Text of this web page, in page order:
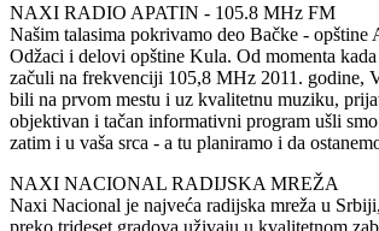
NAXI RADIO APATIN - 105.8 MHz FM
Našim talasima pokrivamo deo Bačke - opštine
Odžaci i delovi opštine Kula. Od momenta
začuli na frekvenciji 105,8 MHz 2011. godine,
bili na prvom mestu i uz kvalitetnu muziku,
objektivan i tačan informativni program ušli
zatim i u vaša srca - a tu planiramo i da
NAXI NACIONAL RADIJSKA MREŽA
Naxi Nacional je najveća radijska mreža u
preko trideset gradova uživaju u kvalitetnom